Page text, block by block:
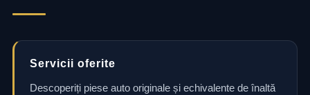
Servicii oferite
Descoperiți piese auto originale și echivalente de înaltă